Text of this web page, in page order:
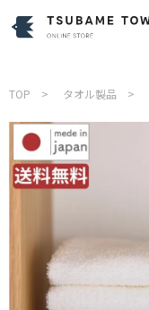
TOP タオル製品